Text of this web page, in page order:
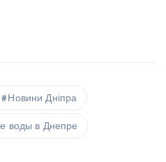
Новини Дніпра
воды в Днепре